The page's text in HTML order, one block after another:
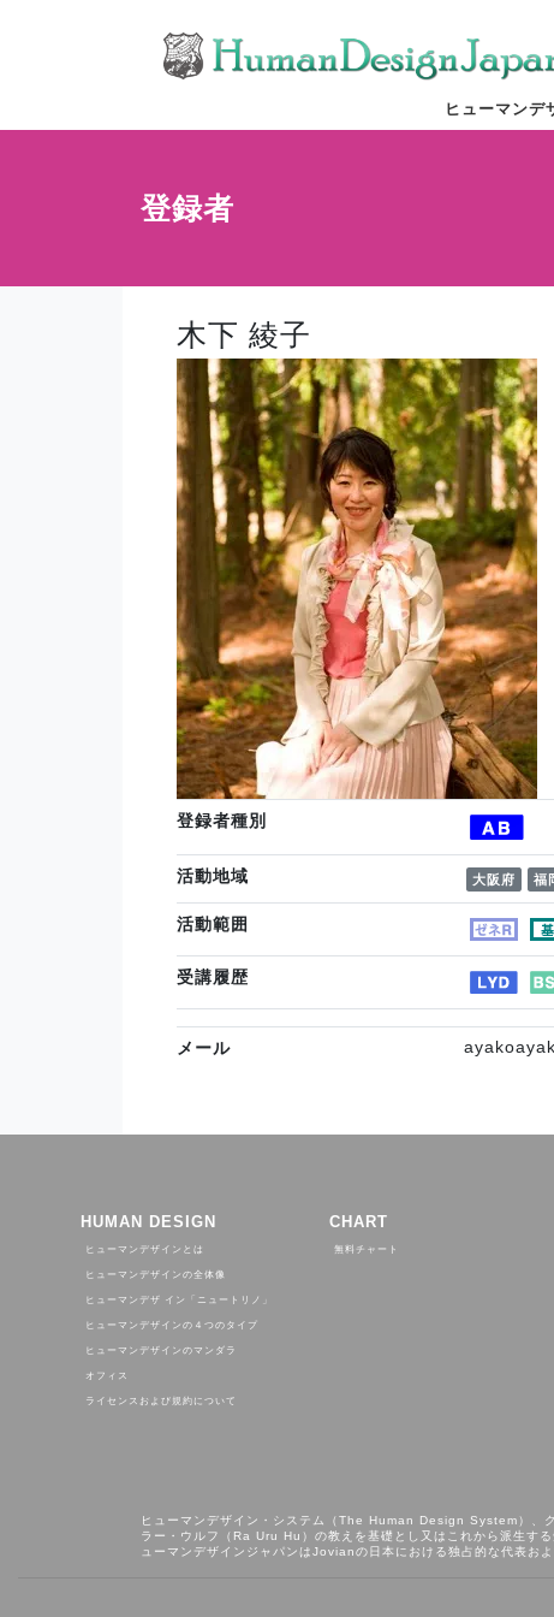
ヒューマンデ
登録者
木下 綾子
登録者種別
活動地域 大阪府 福
活動範囲
受講履歴
メール
HUMAN DESIGN
ヒューマンデザインとは
ヒューマンデザインの全体像
ヒューマンデザ イン「ニュートリノ」
ヒューマンデザインの４つのタイプ
ヒューマンデザインのマンダラ
オフィス
ライセンスおよび規約について
CHART
無料チャート
ヒューマンデザイン・システム（The Human Design System）
ラー・ウルフ（Ra Uru Hu）の教えを基礎とし⼜はこれから派⽣
ューマンデザインジャパンはJovianの日本における独占的な代表お